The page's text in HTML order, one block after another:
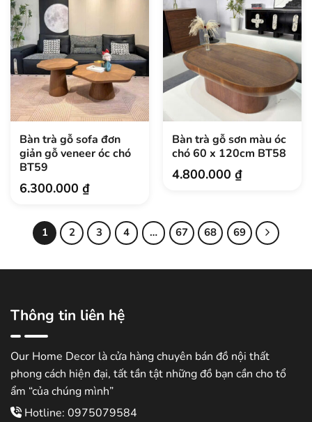
Bàn trà gỗ sofa đơn
giản gỗ veneer óc chó
BT59
6.300.000₫
Bàn trà gỗ sơn màu óc
chó 60 x 120cm BT58
4.800.000₫
1 2 3 4 … 67 68 69
Thông tin liên hệ
Our Home Decor là cửa hàng chuyên bán đồ nội thất
phong cách hiện đại, tất tần tật những đồ bạn cần cho tổ
ẩm “của chúng mình”
Hotline: 0975079584